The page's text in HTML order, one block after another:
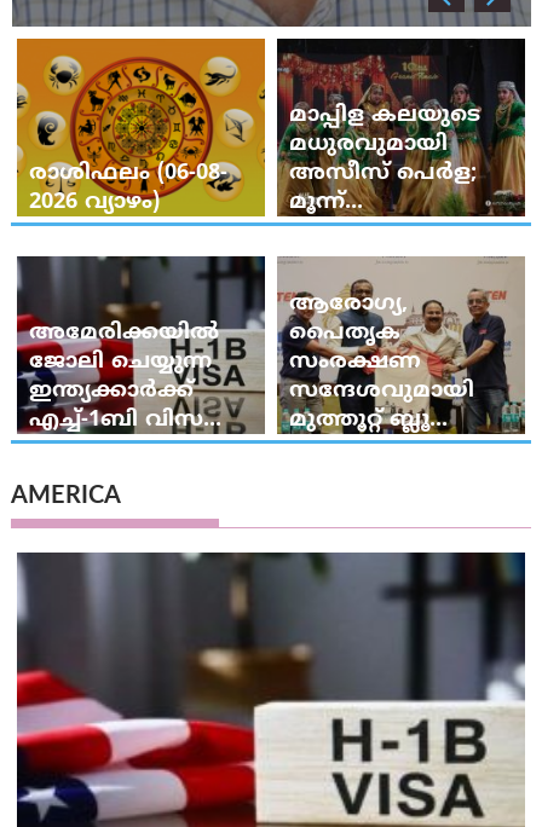
രാശിഫലം (06-08-
2026 വ്യാഴം)
മാപ്പിള കലയുടെ
മധുരവുമായി
അസീസ് പെർള;
മൂന്ന്...
അമേരിക്കയില്‍
ജോലി ചെയ്യുന്ന
ഇന്ത്യക്കാർക്ക്
എച്ച്-1ബി വിസ...
ആരോഗ്യ,
പൈതൃക
സംരക്ഷണ
സന്ദേശവുമായി
മുത്തൂറ്റ് ബ്ലൂ...
AMERICA